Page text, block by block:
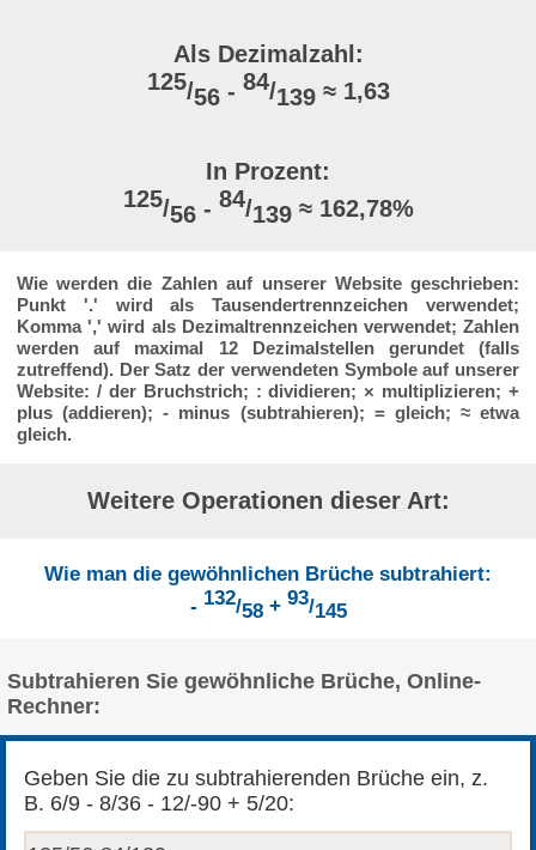
Als Dezimalzahl:
125/56 - 84/139≈ 1,63
In Prozent:
125/56 - 84/139≈ 162,78%
Wie werden die Zahlen auf unserer Website geschrieben:
Punkt '.' wird als Tausendertrennzeichen verwendet;
Komma ',' wird als Dezimaltrennzeichen verwendet; Zahlen
werden auf maximal 12 Dezimalstellen gerundet (falls
zutreffend). Der Satz der verwendeten Symbole auf unserer
Website: / der Bruchstrich; : dividieren; × multiplizieren; +
plus (addieren); - minus (subtrahieren); = gleich; ≈ etwa
gleich.
Weitere Operationen dieser Art:
Wie man die gewöhnlichen Brüche subtrahiert:
- 132/58+ 93/145
Subtrahieren Sie gewöhnliche Brüche, Online-
Rechner:
Geben Sie die zu subtrahierenden Brüche ein, z.
B. 6/9 - 8/36 - 12/-90 + 5/20: